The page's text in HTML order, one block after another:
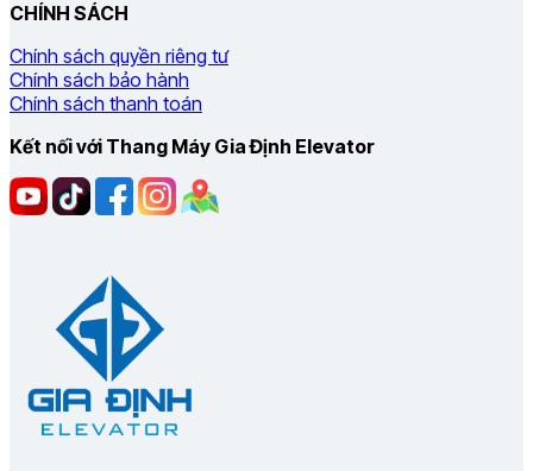
CHÍNH SÁCH
Chính sách quyền riêng tư
Chính sách bảo hành
Chính sách thanh toán
Kết nối với Thang Máy Gia Định Elevator